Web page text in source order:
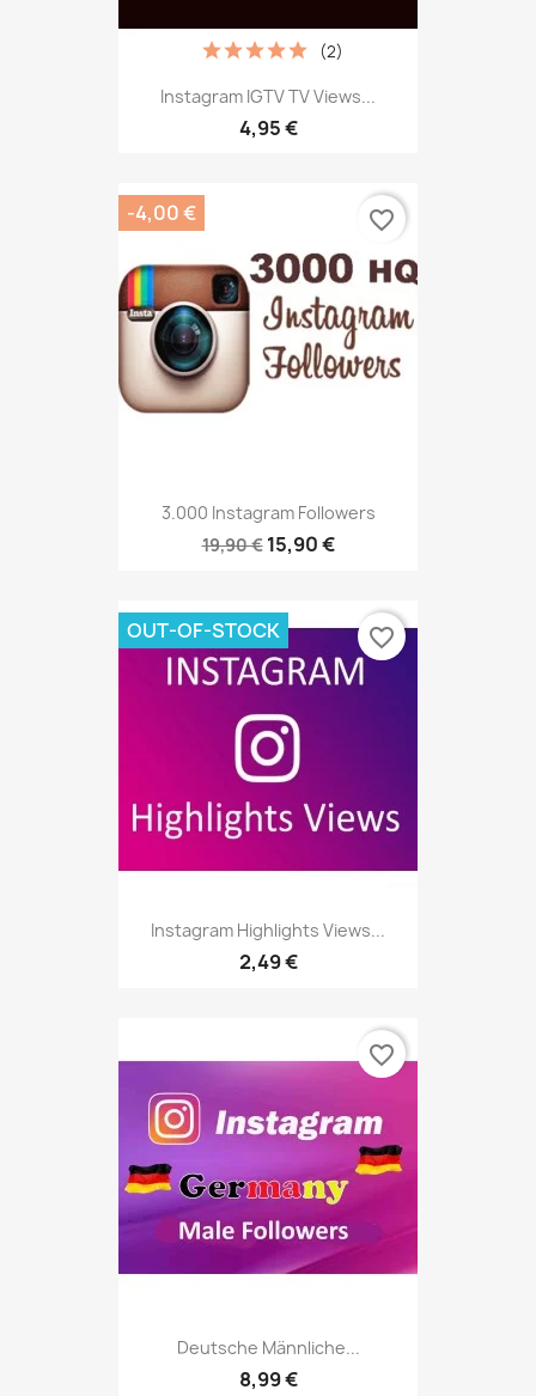
Instagram IGTV TV Views...
4,95 €
(2)
3.000 Instagram Followers
19,90 € 15,90 €
-4,00 € favorite_border
Instagram Highlights Views...
2,49 €
OUT-OF-STOCK favorite_border
Deutsche Männliche...
8,99 €
favorite_border